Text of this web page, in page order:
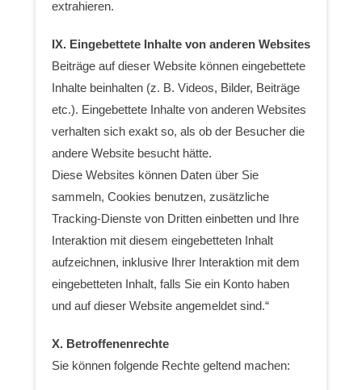
extrahieren.
IX. Eingebettete Inhalte von anderen Websites
Beiträge auf dieser Website können eingebettete
Inhalte beinhalten (z. B. Videos, Bilder, Beiträge
etc.). Eingebettete Inhalte von anderen Websites
verhalten sich exakt so, als ob der Besucher die
andere Website besucht hätte.
Diese Websites können Daten über Sie
sammeln, Cookies benutzen, zusätzliche
Tracking-Dienste von Dritten einbetten und Ihre
Interaktion mit diesem eingebetteten Inhalt
aufzeichnen, inklusive Ihrer Interaktion mit dem
eingebetteten Inhalt, falls Sie ein Konto haben
und auf dieser Website angemeldet sind.“
X. Betroffenenrechte
Sie können folgende Rechte geltend machen: